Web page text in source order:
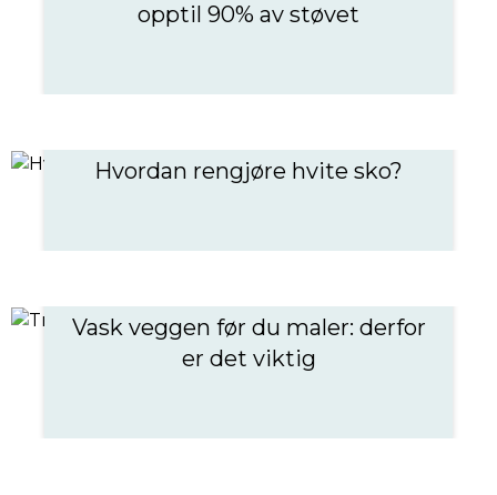
opptil 90% av støvet
Hvordan rengjøre hvite sko?
Vask veggen før du maler: derfor
er det viktig